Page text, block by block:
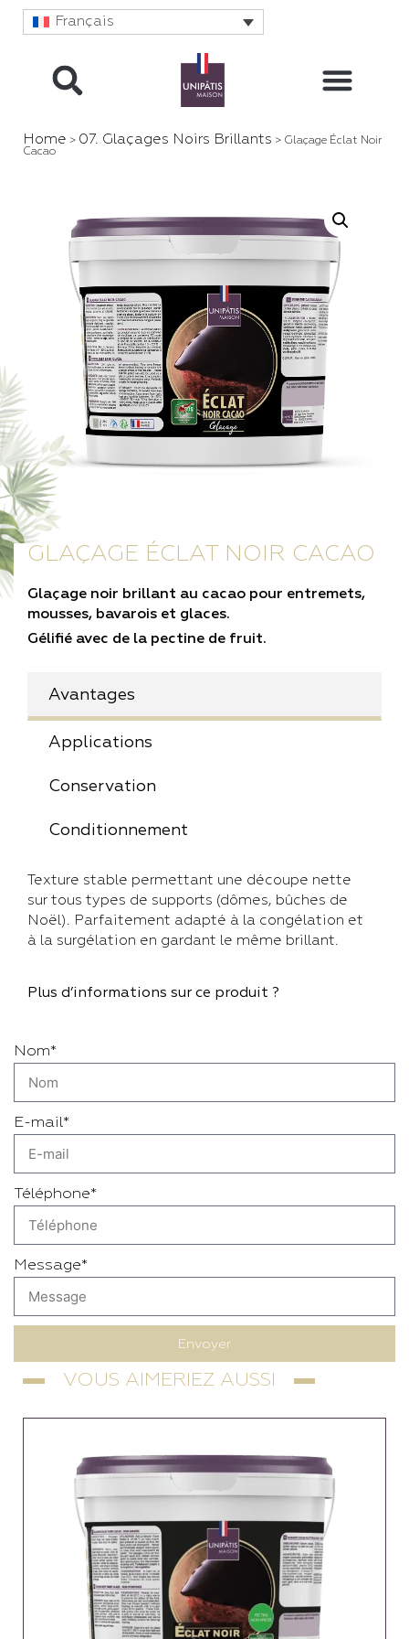
Français
Home > 07. Glaçages Noirs Brillants > Glaçage Éclat Noir
Cacao
GLAÇAGE ÉCLAT NOIR CACAO
Glaçage noir brillant au cacao pour entremets,
mousses, bavarois et glaces.
Gélifié avec de la pectine de fruit.
Avantages
Applications
Conservation
Conditionnement
Texture stable permettant une découpe nette
sur tous types de supports (dômes, bûches de
Noël). Parfaitement adapté à la congélation et
à la surgélation en gardant le même brillant.
Plus d’informations sur ce produit ?
Nom*
E-mail*
Téléphone*
Message*
Envoyer
VOUS AIMERIEZ AUSSI